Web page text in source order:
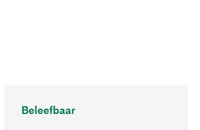
Beleefbaar